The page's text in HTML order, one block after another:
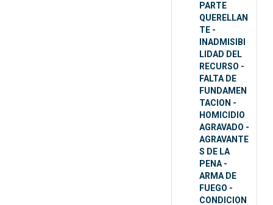
PARTE
QUERELLAN
TE -
INADMISIBI
LIDAD DEL
RECURSO -
FALTA DE
FUNDAMEN
TACION -
HOMICIDIO
AGRAVADO -
AGRAVANTE
S DE LA
PENA -
ARMA DE
FUEGO -
CONDICION